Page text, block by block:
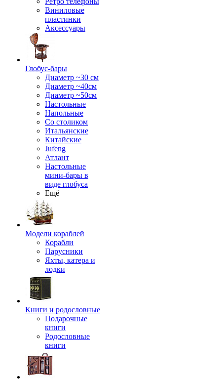
Виниловые
пластинки
Аксессуары
Глобус-бары
Диаметр ~30 см
Диаметр ~40см
Диаметр ~50см
Настольные
Напольные
Со столиком
Итальянские
Китайские
Jufeng
Атлант
Настольные
мини-бары в
виде глобуса
Ещё
Модели кораблей
Корабли
Парусники
Яхты, катера и
лодки
Книги и родословные
Подарочные
книги
Родословные
книги